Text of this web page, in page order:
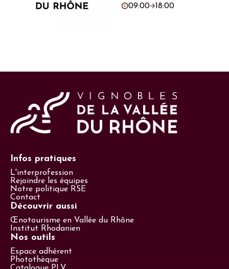
09:00
18:00
Infos pratiques
L'interprofession
Rejoindre les équipes
Notre politique RSE
Contact
Découvrir aussi
Œnotourisme en Vallée du Rhône
Institut Rhodanien
Nos outils
Espace adhérent
Photothèque